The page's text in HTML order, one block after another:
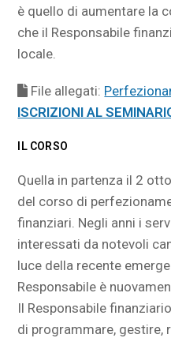
è quello di aumentare la
che il Responsabile
locale.
File allegati:
ISCRIZIONI AL
IL CORSO
Quella in partenza il 2
del corso di
finanziari. Negli anni i
interessati da notevoli
luce della recente
Responsabile è
Il Responsabile
di programmare, gestire,